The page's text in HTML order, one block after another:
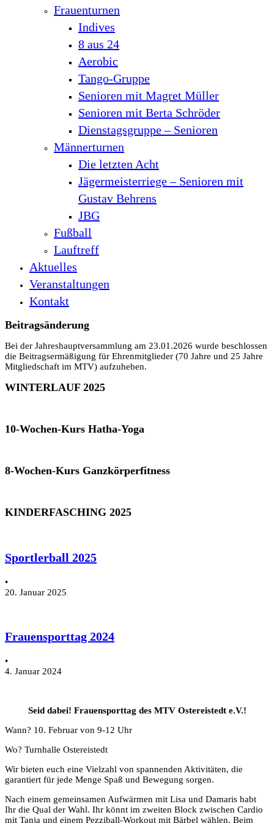
Frauenturnen
Indives
8 aus 24
Aerobic
Tango-Gruppe
Senioren mit Magret Müller
Senioren mit Berta Schröder
Dienstagsgruppe – Senioren
Männerturnen
Die letzten Acht
Jägermeisterriege – Senioren mit
Gustav Behrens
JBG
Fußball
Lauftreff
Aktuelles
Veranstaltungen
Kontakt
Beitragsänderung
Bei der Jahreshauptversammlung am 23.01.2026 wurde beschlossen
die Beitragsermäßigung für Ehrenmitglieder (70 Jahre und 25 Jahre
Mitgliedschaft im MTV) aufzuheben.
WINTERLAUF 2025
10-Wochen-Kurs Hatha-Yoga
8-Wochen-Kurs Ganzkörperfitness
KINDERFASCHING 2025
Sportlerball 2025
•
20. Januar 2025
Frauensporttag 2024
•
4. Januar 2024
Seid dabei! Frauensporttag des MTV Ostereistedt e.V.!
Wann? 10. Februar von 9-12 Uhr
Wo? Turnhalle Ostereistedt
Wir bieten euch eine Vielzahl von spannenden Aktivitäten, die
garantiert für jede Menge Spaß und Bewegung sorgen.
Nach einem gemeinsamen Aufwärmen mit Lisa und Damaris habt
Ihr die Qual der Wahl. Ihr könnt im zweiten Block zwischen Cardio
mit Tanja und einem Pezziball-Workout mit Bärbel wählen. Beim